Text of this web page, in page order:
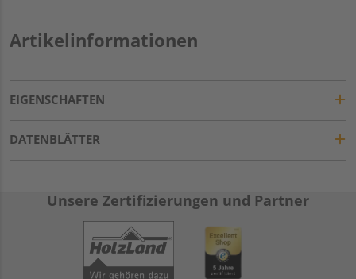
Artikelinformationen
EIGENSCHAFTEN
DATENBLÄTTER
Unsere Zertifizierungen und Partner